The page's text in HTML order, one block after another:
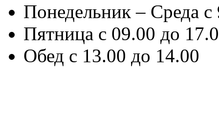
Понедельник – Среда
Пятница с 09.00 до
Обед с 13.00 до 14.00